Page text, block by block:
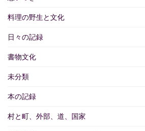
料理の野生と文化
日々の記録
書物文化
未分類
本の記録
村と町、外部、道、国家